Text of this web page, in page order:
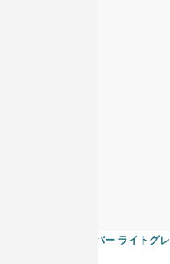
スリーブプルオーバー ライトグレ